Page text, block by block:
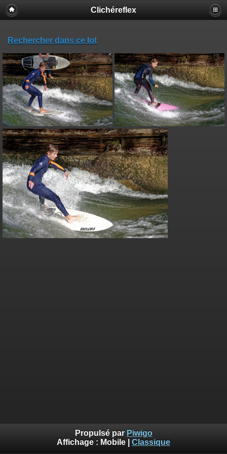
Clichéreflex
Rechercher dans ce lot
Propulsé par Piwigo
Affichage : Mobile Classique